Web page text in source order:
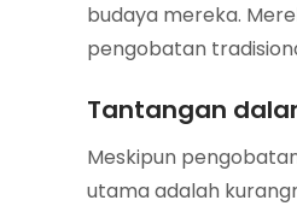
budaya mereka.
pengobatan
Tantangan
Meskipun
utama adalah